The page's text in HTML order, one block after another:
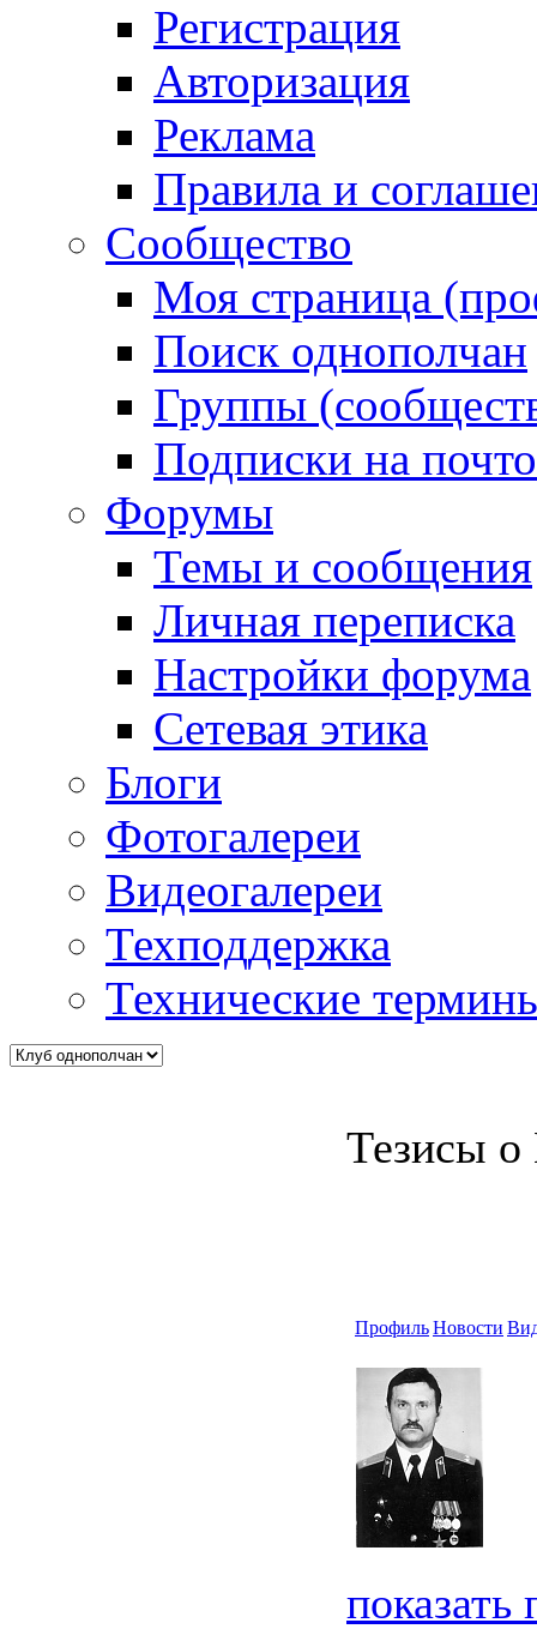
Регистрация
Авторизация
Реклама
Правила и
Сообщество
Моя страница
Поиск однополчан
Группы
Подписки на
Форумы
Темы и сообщения
Личная переписка
Настройки форума
Сетевая этика
Блоги
Фотогалереи
Видеогалереи
Техподдержка
Технические
Тезисы
ПрофильНовости